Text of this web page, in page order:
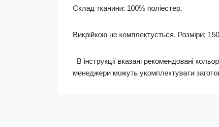
Склад тканини: 100% поліестер.
Викрійкою не комплектується. Розміри:
В інструкції вказані рекомендовані
менеджери можуть укомплектувати